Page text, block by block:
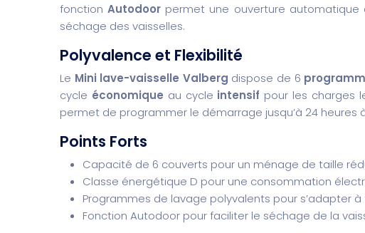
fonctionAutodoor permet une ouverture
séchage des vaisselles.
Polyvalence et Flexibilité
Le Mini lave-vaisselle Valberg dispose de 6
cycle économique au cycle intensif pour les charges
permet de programmer le démarrage jusqu’à 24 heures
Points Forts
Capacité de 6 couverts pour un ménage de taille
Classe énergétique D pour une consommation
Programmes de lavage polyvalents pour s’adapter
Fonction Autodoor pour faciliter le séchage de la